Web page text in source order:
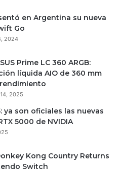
en Argentina su nueva
Go
2024
Prime LC 360 ARGB:
líquida AIO de 360 mm
2025
ya son oficiales las nuevas
5000 de NVIDIA
Kong Country Returns
Switch